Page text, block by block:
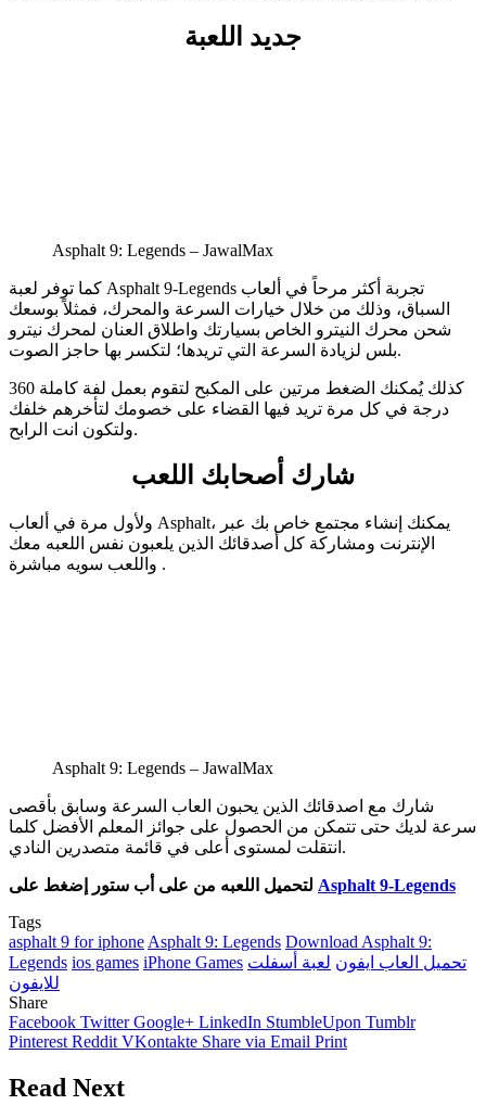
جديد اللعبة
Asphalt 9: Legends – JawalMax
كما توفر لعبة Asphalt 9-Legends تجربة أكثر مرحاً في ألعاب
السباق، وذلك من خلال خيارات السرعة والمحرك، فمثلاً بوسعك
شحن محرك النيترو الخاص بسيارتك واطلاق العنان لمحرك نيترو
بلس لزيادة السرعة التي تريدها؛ لتكسر بها حاجز الصوت.
كذلك يُمكنك الضغط مرتين على المكبح لتقوم بعمل لفة كاملة 360
درجة في كل مرة تريد فيها القضاء على خصومك لتأخرهم خلفك
ولتكون انت الرابح.
شارك أصحابك اللعب
ولأول مرة في ألعاب Asphalt، يمكنك إنشاء مجتمع خاص بك عبر
الإنترنت ومشاركة كل أصدقائك الذين يلعبون نفس اللعبه معك
واللعب سويه مباشرة .
Asphalt 9: Legends – JawalMax
شارك مع اصدقائك الذين يحبون العاب السرعة وسابق بأقصى
سرعة لديك حتى تتمكن من الحصول على جوائز المعلم الأفضل كلما
انتقلت لمستوى أعلى في قائمة متصدرين النادي.
لتحميل اللعبه من على أب ستور إضغط على Asphalt 9-Legends
Tags
asphalt 9 for iphone Asphalt 9: Legends Download Asphalt 9:
Legends ios games iPhone Games تحميل العاب ايفون لعبة أسفلت
للايفون
Share
Facebook Twitter Google+ LinkedIn StumbleUpon Tumblr
Pinterest Reddit VKontakte Share via Email Print
Read Next